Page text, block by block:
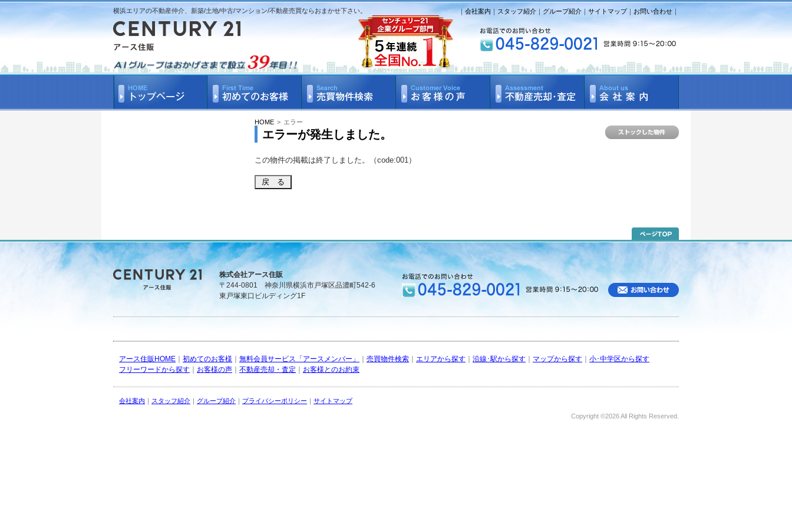
横浜エリアの不動産仲介、新築/土地/中古/マンション/不動産売買ならおまかせ下さい。 ｜会社案内 ｜スタッフ紹介 ｜ グループ紹介 ｜ サイトマップ｜ お問い合わせ ｜
HOME > エラー
エラーが発生しました。
この物件の掲載は終了しました。（code:001）
株式会社アース住販
〒244-0801 神奈川県横浜市戸塚区品濃町542-6
東戸塚東口ビルディング1F
アース住販HOME 初めてのお客様 無料会員サービス「アースメンバー」 売買物件検索 エリアから探す 沿線･駅から探す マップから探す
小･中学区から探す
フリーワードから探す
お客様の声 不動産売却・査定 お客様とのお約束
会社案内 ｜ スタッフ紹介 ｜ グループ紹介 ｜ プライバシーポリシー ｜ サイトマップ
Copyright ©2026 All Rights Reserved.